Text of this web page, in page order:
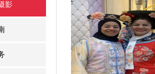
影